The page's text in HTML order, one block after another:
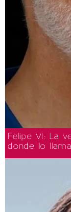
Felipe VI: La
donde lo